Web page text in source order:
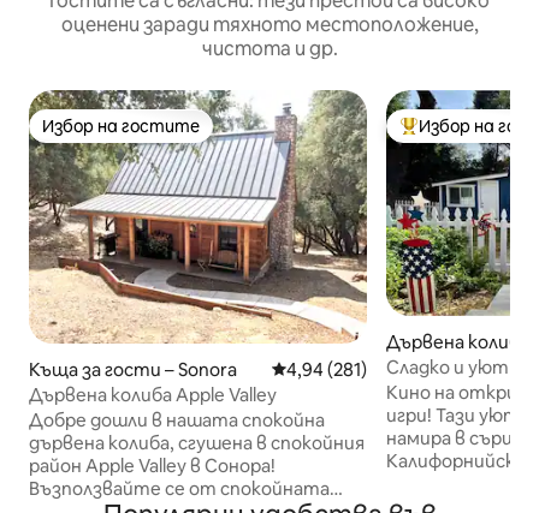
оценени заради тяхното местоположение,
чистота и др.
Избор на гостите
Избор на гостите
Къща за гости – Sonora Средна оценка: 4,94 от 5,
4,94 (281)
Дървена колиба Apple Valley
Добре дошли в нашата спокойна
дървена колиба, сгушена в спокойния
район Apple Valley в Сонора!
Възползвайте се от спокойната
Най-популярен
Избор на
Дървена колиба
Сладко и уютно
филми на
Кино на
игри! Тази
намира в
уединение. Ние